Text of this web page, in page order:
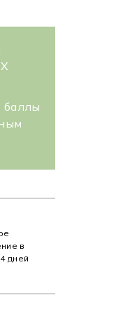
баллы
в
дней